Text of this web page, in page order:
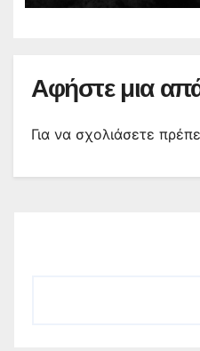
Αφήστε μια
Για να σχολιάσετε